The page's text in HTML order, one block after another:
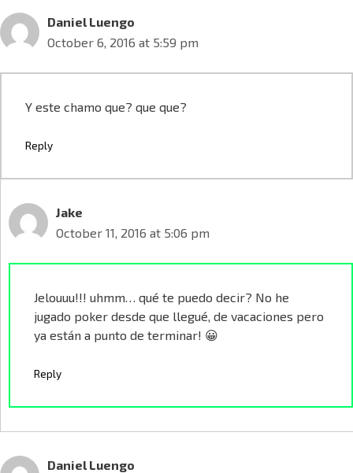
Daniel Luengo
October 6, 2016 at 5:59 pm
Y este chamo que? que que?
Reply
Jake
October 11, 2016 at 5:06 pm
Jelouuu!!! uhmm… qué te puedo decir? No he
jugado poker desde que llegué, de vacaciones pero
ya están a punto de terminar! 😀
Reply
Daniel Luengo